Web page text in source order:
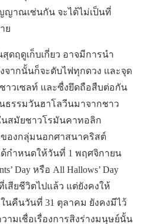
ญาณเช่นกัน จะได้ไม่เป็นที่
ย
ดฤดูเก็บเกี่ยว อาจมีการนำ
จากนั้นก็จะดับไฟทุกดวง และจุด
วเซลท์ และซื่งยึดถือสืบต่อกัน
รรมวันฮาโลวีนมาจากชาว
นสมัยชาวโรมันคาทอลิก
องกลุ่มนอกศาสนาคริสต์
ด้กำหนดให้วันที่ 1 พฤศจิกายน
Day หรือ All Hallows’ Day
สียชีวิตไปแล้ว แต่ยังคงให้
ในคืนวันที่ 31 ตุลาคม ยังคงมีไว้
ามเชื่อเรื่องการสิงร่างมนุษย์นั้น